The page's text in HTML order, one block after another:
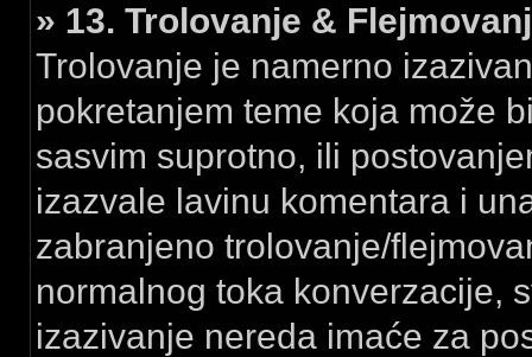
» 13. Trolovanje &
Trolovanje je namerno
pokretanjem teme koja može
sasvim suprotno, ili
izazvale lavinu komentara i
zabranjeno trolovanje/
normalnog toka konverzacije,
izazivanje nereda imaće za